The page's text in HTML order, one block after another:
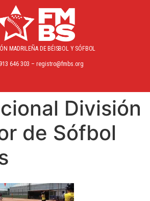
MADRILEÑA DE BÉISBOL Y SÓFBOL
646 303 – registro@fmbs.org
División
de Sófbol